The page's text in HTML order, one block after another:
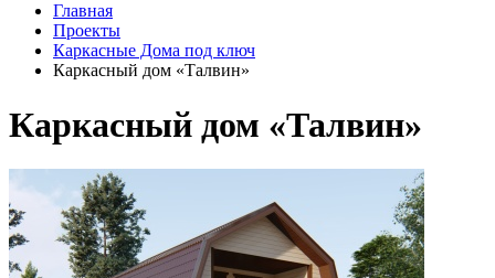
Главная
Проекты
Каркасные Дома под ключ
Каркасный дом «Талвин»
Каркасный дом «Талвин»